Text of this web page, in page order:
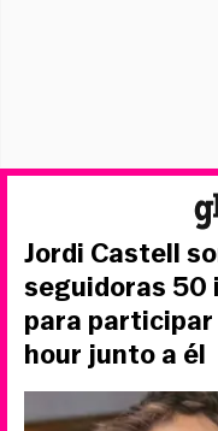
Jordi Castell
seguidoras 50
para participar
hour junto a él